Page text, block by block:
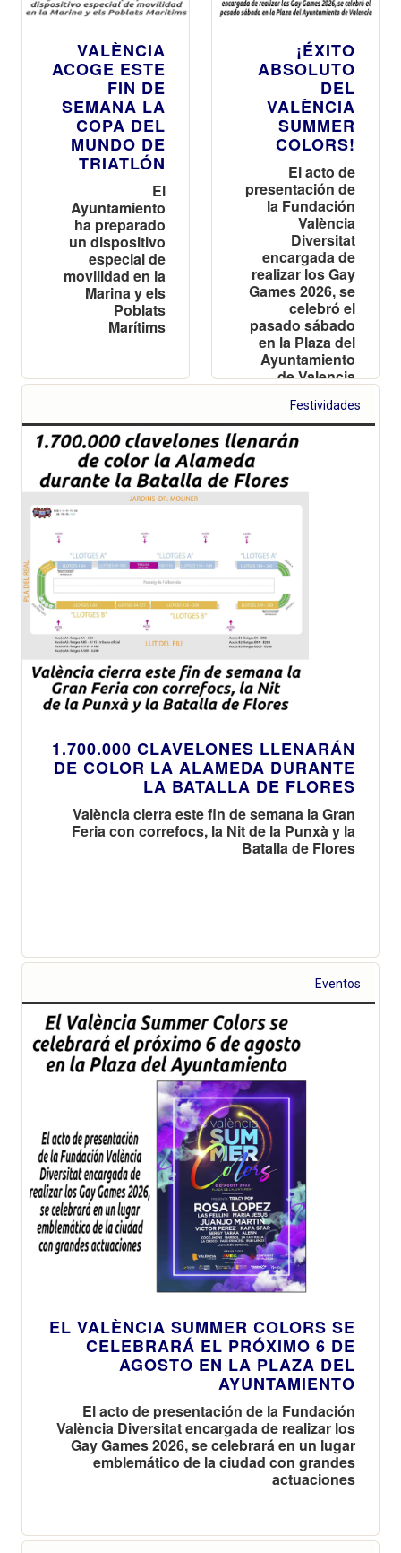
VALÈNCIA
ACOGE ESTE
FIN DE
SEMANA LA
COPA DEL
MUNDO DE
TRIATLÓN
El
Ayuntamiento
ha preparado
un dispositivo
especial de
movilidad en la
Marina y els
Poblats
Marítims
¡ÉXITO
ABSOLUTO
DEL
VALÈNCIA
SUMMER
COLORS!
El acto de
presentación de
la Fundación
València
Diversitat
encargada de
realizar los Gay
Games 2026, se
celebró el
pasado sábado
en la Plaza del
Ayuntamiento
de Valencia
Festividades
1.700.000 CLAVELONES LLENARÁN
DE COLOR LA ALAMEDA DURANTE
LA BATALLA DE FLORES
València cierra este fin de semana la Gran
Feria con correfocs, la Nit de la Punxà y la
Batalla de Flores
Eventos
EL VALÈNCIA SUMMER COLORS SE
CELEBRARÁ EL PRÓXIMO 6 DE
AGOSTO EN LA PLAZA DEL
AYUNTAMIENTO
El acto de presentación de la Fundación
València Diversitat encargada de realizar los
Gay Games 2026, se celebrará en un lugar
emblemático de la ciudad con grandes
actuaciones